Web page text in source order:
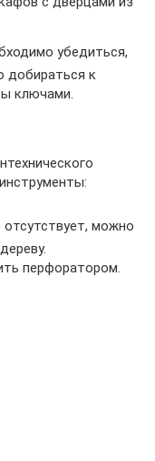
убедиться,
добираться к
ключами.
отсутствует, можно
перфоратором.